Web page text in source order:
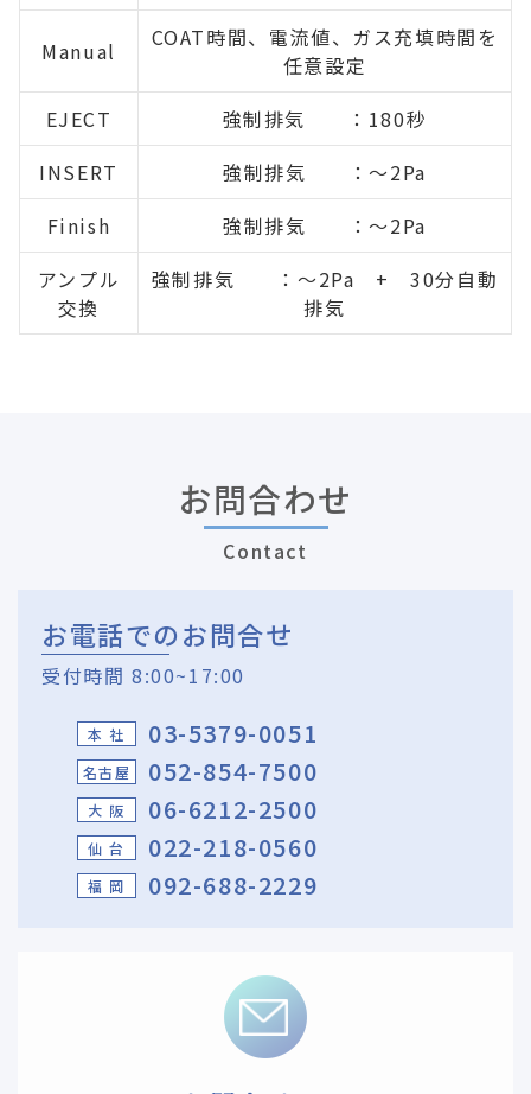
Manual
COAT時間、電流値、ガス充填時間を
任意設定
EJECT
強制排気 ：180秒
INSERT
強制排気 ：～2Pa
Finish
強制排気 ：～2Pa
アンプル
交換
強制排気 ：～2Pa + 30分自動
排気
お問合わせ
Contact
お電話でのお問合せ
受付時間 8:00~17:00
本 社 03-5379-0051
名古屋 052-854-7500
大 阪 06-6212-2500
仙 台 022-218-0560
福 岡 092-688-2229